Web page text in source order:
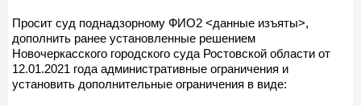
Просит суд поднадзорному ФИО2 <данные изъяты>,
дополнить ранее установленные решением
Новочеркасского городского суда Ростовской области от
12.01.2021 года административные ограничения и
установить дополнительные ограничения в виде: